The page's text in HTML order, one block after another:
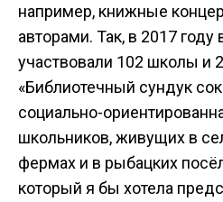
например, книжные
авторами. Так, в 2017 году
участвовали 102 школы и
«Библиотечный сундук
социально-
школьников, живущих в
фермах и в рыбацких
который я бы хотела